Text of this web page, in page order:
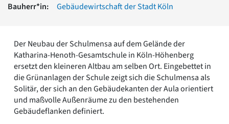
Gotik
Römische Antike
Über uns
Über baukunst-nrw
Fachbeirat
Freunde & Förderer
Kontakt
Bauherr*in:
Gebäudewirtschaft der Stadt Köln
Der Neubau der Schulmensa auf dem Gelände der
Katharina-Henoth-Gesamtschule in Köln-Höhenberg
ersetzt den kleineren Altbau am selben Ort. Eingebettet in
die Grünanlagen der Schule zeigt sich die Schulmensa als
Solitär, der sich an den Gebäudekanten der Aula orientiert
und maßvolle Außenräume zu den bestehenden
Gebäudeflanken definiert.